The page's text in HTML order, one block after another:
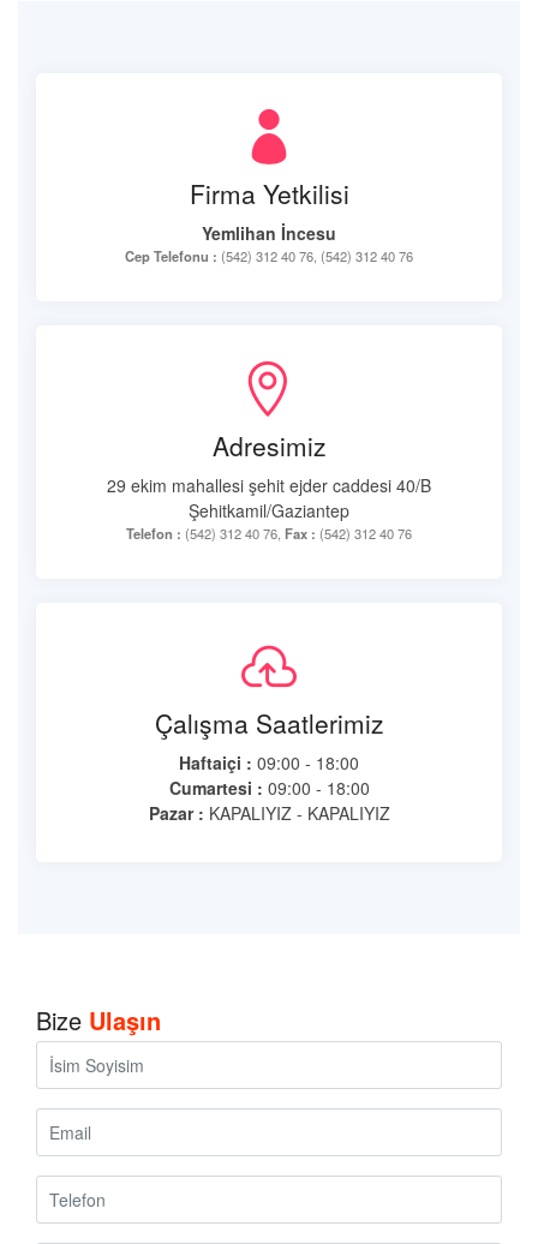
Firma Yetkilisi
Yemlihan İncesu
Cep Telefonu : (542) 312 40 76, (542) 312 40 76
Adresimiz
29 ekim mahallesi şehit ejder caddesi 40/B
Şehitkamil/Gaziantep
Telefon : (542) 312 40 76, Fax : (542) 312 40 76
Çalışma Saatlerimiz
Haftaiçi : 09:00 - 18:00
Cumartesi : 09:00 - 18:00
Pazar : KAPALIYIZ - KAPALIYIZ
Bize Ulaşın